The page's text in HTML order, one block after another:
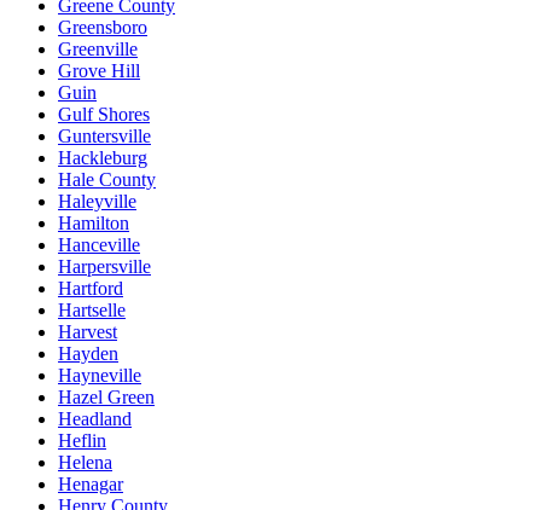
Greene County
Greensboro
Greenville
Grove Hill
Guin
Gulf Shores
Guntersville
Hackleburg
Hale County
Haleyville
Hamilton
Hanceville
Harpersville
Hartford
Hartselle
Harvest
Hayden
Hayneville
Hazel Green
Headland
Heflin
Helena
Henagar
Henry County